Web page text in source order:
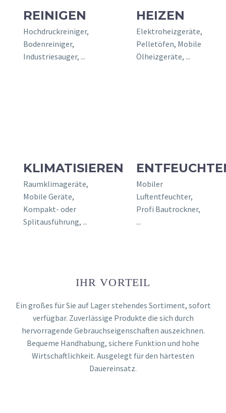
You have some jquery.js library include that comes
To fix this, you
REINIGEN
Hochdruckreiniger,
Bodenreiniger,
Industriesauger, ...
HEIZEN
Elektroheizgeräte,
Pelletöfen, Mobile
Ölheizgeräte, ...
KLIMATISIEREN
Raumklimageräte,
Mobile Geräte,
Kompakt- oder
Splitausführung, ...
Mobiler
Luftentfeuchter,
Profi Bautrockner,
...
IHR VORTEIL
Ein großes für Sie auf Lager stehendes Sortiment, sofort
verfügbar. Zuverlässige Produkte die sich durch
hervorragende Gebrauchseigenschaften auszeichnen.
Bequeme Handhabung, sichere Funktion und hohe
Wirtschaftlichkeit. Ausgelegt für den härtesten
Dauereinsatz.